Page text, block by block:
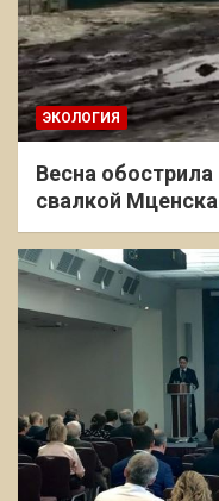
ЭКОЛОГИЯ
Весна
свалкой Мценска